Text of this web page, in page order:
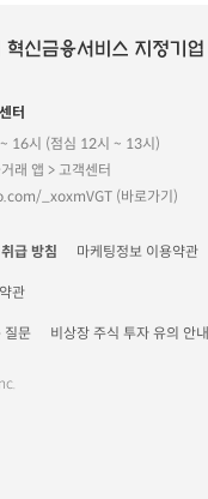
터
16시 (점심 12시 ~ 13시)
래 앱 > 고객센터
_xoxmVGT (바로가기)
급 방침 마케팅정보 이용약관
관
질문 비상장 주식 투자 유의 안내